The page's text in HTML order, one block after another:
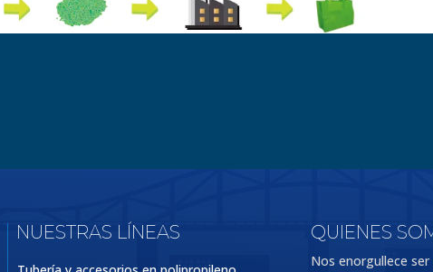
NUESTRAS LÍNEAS QUIENES
Nos enorgullece